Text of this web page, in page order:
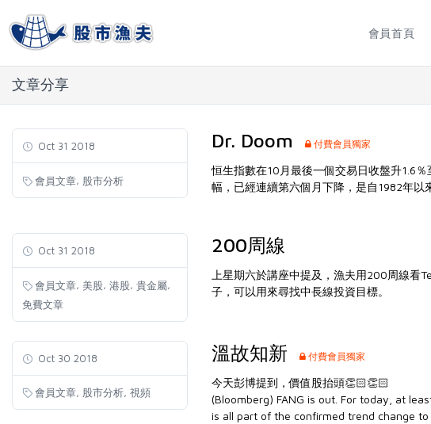
會員首頁
文章分享
Oct 31 2018
會員文章, 股市分析
Dr. Doom 付費會員獨家
恒生指數在10月最後一個交易日收盤升1.6
幅，已經連續第六個月下降，是自1982年以
Oct 31 2018
會員文章, 美股, 港股, 貴金屬,
免費文章
200周線
上星期六於講座中提及，漁夫用200周線看
子，可以用來尋找中長線投資目標。
Oct 30 2018
會員文章 股市分析 視頻
溫故知新 付費會員獨家
今天彭博提到，價值股抬頭👏🏻👏🏻
(Bloomberg) FANG is out. For today, at
is all part of the confirmed trend change